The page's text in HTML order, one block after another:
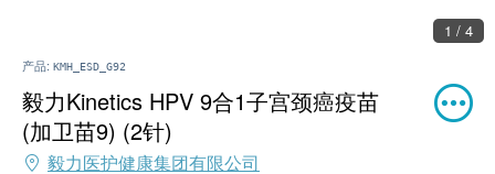
1 / 4
产品: KMH_ESD_G92
毅力Kinetics HPV 9合1子宫颈癌疫苗
(加卫苗9) (2针)
毅力医护健康集团有限公司